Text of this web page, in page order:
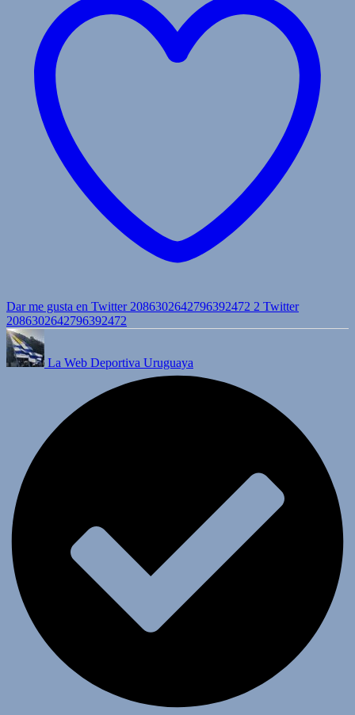
Dar me gusta en Twitter 2086302642796392472 2 Twitter
2086302642796392472
La Web Deportiva Uruguaya